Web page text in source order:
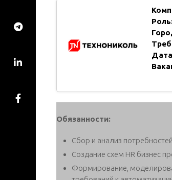
Обязанности:
Сбор и анализ
Создание схем HR бизнес
Формирование,